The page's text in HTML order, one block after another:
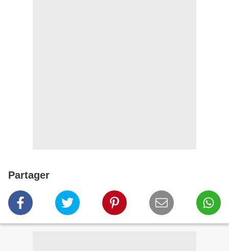
Partager